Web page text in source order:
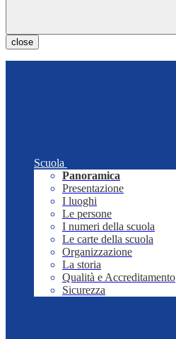
close
Scuola
Panoramica
Presentazione
I luoghi
Le persone
I numeri della scuola
Le carte della scuola
Organizzazione
La storia
Qualità e Accreditamento
Sicurezza